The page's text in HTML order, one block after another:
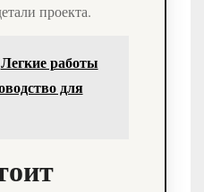
проекта.
Легкие работы
для